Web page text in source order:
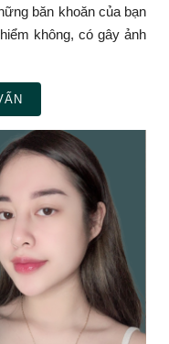
băn khoăn của bạn
không, có gây ảnh